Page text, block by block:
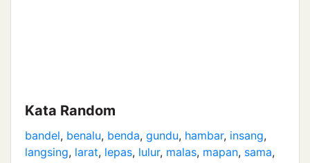
Kata Random
bandel, benalu, benda, gundu, hambar, insang,
langsing, larat, lepas, lulur, malas, mapan, sama,